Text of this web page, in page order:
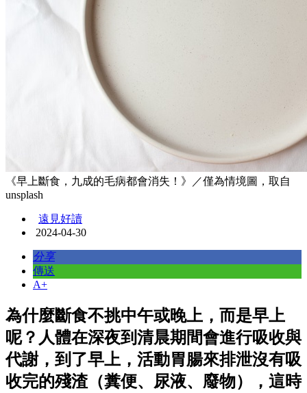
《早上斷食，九成的毛病都會消失！》／僅為情境圖，取自
unsplash
遠見好讀
2024-04-30
分享
傳送
A+
為什麼斷食不挑中午或晚上，而是早上
呢？人體在深夜到清晨期間會進行吸收與
代謝，到了早上，活動胃腸來排泄沒有吸
收完的殘渣（糞便、尿液、廢物），這時